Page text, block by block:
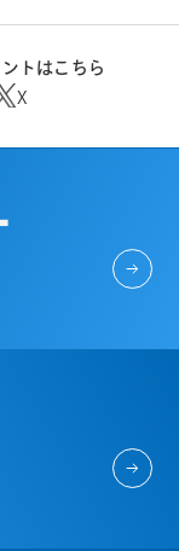
トはこちら
X